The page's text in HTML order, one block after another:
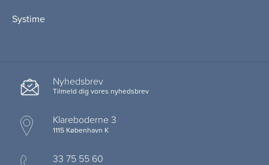
Systime
Nyhedsbrev
Tilmeld dig vores nyhedsbrev
Klareboderne 3
1115 København K
33 75 55 60